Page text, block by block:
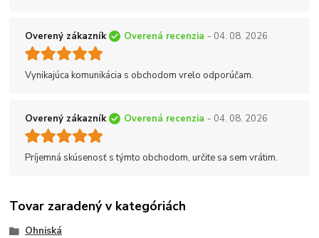
Overený zákazník Overená recenzia - 04. 08. 2026
Vynikajúca komunikácia s obchodom vrelo odporúčam.
Overený zákazník Overená recenzia - 04. 08. 2026
Príjemná skúsenosť s týmto obchodom, určite sa sem vrátim.
Tovar zaradený v kategóriách
Ohniská